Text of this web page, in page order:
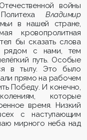
войны
Владимир
в нашей стране,
кровопролитная
бы сказать слова
рядом с нами, тем
путь. Особые
в тылу. Это было
прямо на рабочем
Победу. И конечно,
которые
время. Низкий
с наступающим
мирного неба над